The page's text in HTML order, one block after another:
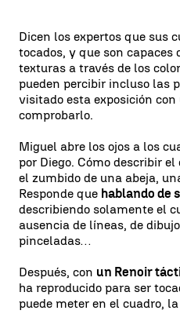
Dicen los expertos que sus
tocados, y que son
texturas a través de los
pueden percibir incluso las
visitado esta exposición
comprobarlo.
Miguel abre los ojos a los
por Diego. Cómo describir
el zumbido de una abeja,
Responde que hablando de
describiendo solamente el
ausencia de líneas, de
pinceladas…
Después, con un Renoir
ha reproducido para ser
puede meter en el cuadro,